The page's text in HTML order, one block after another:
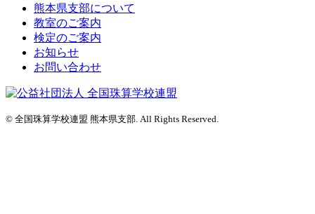
熊本県支部について
教室のご案内
検定のご案内
お知らせ
お問い合わせ
© 全国珠算学校連盟 熊本県支部. All Rights Reserved.